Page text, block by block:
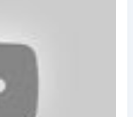
банкинг)